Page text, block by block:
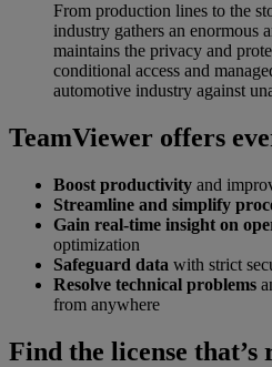
From production lines to the
industry gathers an enormous
maintains the privacy and
conditional access and
automotive industry against
TeamViewer offers
Boost productivity and
Streamline and simplify
Gain real-time insight on
optimization
Safeguard data with strict
Resolve technical problems
from anywhere
Find the license